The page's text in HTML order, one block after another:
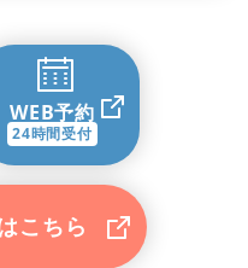
WEB予約
24時間受付
こちら